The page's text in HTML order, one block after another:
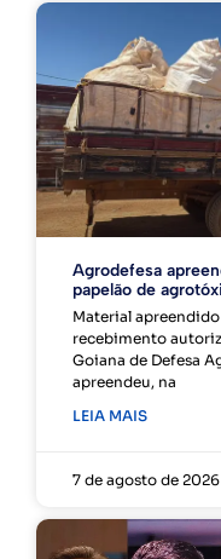
Agrodefesa
papelão de
Material
recebimento
Goiana de Defesa
apreendeu, na
LEIA MAIS
7 de agosto de 2026